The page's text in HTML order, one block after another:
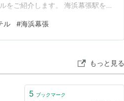
をご紹介します。 海浜幕張駅を最
ださい。 ✏️追記（2026年7月18
ル #海浜幕張
もっと見る
5 ブックマーク